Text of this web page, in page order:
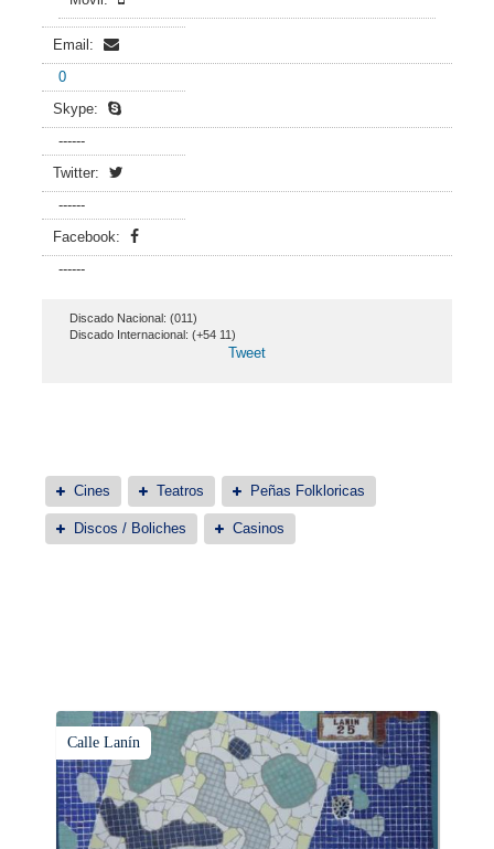
Email:
0
Skype:
------
Twitter:
------
Facebook:
------
Discado Nacional: (011)
Discado Internacional: (+54 11)
Tweet
Cines Teatros Peñas Folkloricas
Discos / Boliches Casinos
Calle Lanín